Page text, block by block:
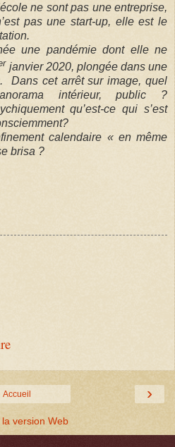
ne sont pas une entreprise,
pas une start-up, elle est le
une pandémie dont elle ne
janvier 2020, plongée dans une
Dans cet arrêt sur image, quel
intérieur, public ?
qu’est-ce qui s’est
calendaire « en même
brisa ?
›
Accueil
version Web